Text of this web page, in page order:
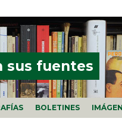
sus fuentes
BOLETINES